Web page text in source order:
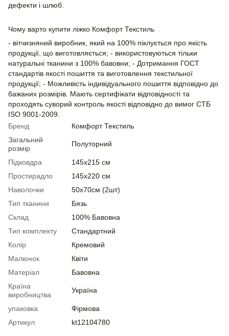
дефекти і шлюб.
Чому варто купити ліжко Комфорт Текстиль
- вітчизняний виробник, який на 100% піклується про якість
продукції, що виготовляється; - використовуються тільки
натуральні тканини з 100% бавовни; - Дотримання ГОСТ
стандартів якості пошиття та виготовлення текстильної
продукції; - Можливість індивідуального пошиття відповідно до
бажаних розмірів. Мають сертифікати відповідності та
проходять суворий контроль якості відповідно до вимог СТБ
ISO 9001-2009.
Бренд
Комфорт Текстиль
Загальний
розмір
Полуторний
Підковдра
145х215 см
Простирадло
145х220 см
Наволочки
50х70см (2шт)
Тип тканини
Бязь
Склад
100% Бавовна
Тип комплекту
Стандартний
Колір
Кремовий
Малюнок
Квіти
Матеріал
Бавовна
Країна
виробництва
Україна
упаковка
Фірмова
Артикул
kt12104780